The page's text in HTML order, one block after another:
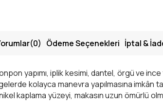
(0) Ödeme Seçenekleri İptal &
yapımı, iplik kesimi, dantel, örgü ve
kolayca manevra yapılmasına
kaplama yüzeyi, makasın uzun ömürlü